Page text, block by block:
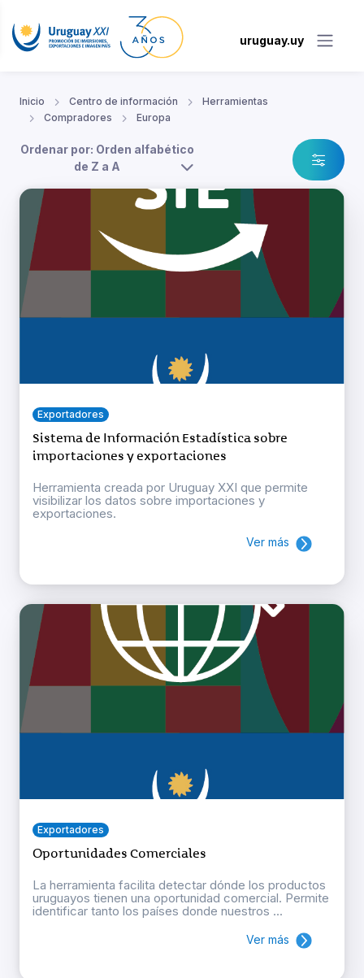
uruguay.uy
Inicio Centro de información
Herramientas
Compradores
Europa
Ordenar por: Orden alfabético
de Z a A
Exportadores
Sistema de Información Estadística sobre
importaciones y exportaciones
Herramienta creada por Uruguay XXI que permite
visibilizar los datos sobre importaciones y
exportaciones.
Ver más
Exportadores
Oportunidades Comerciales
La herramienta facilita detectar dónde los productos
uruguayos tienen una oportunidad comercial. Permite
identificar tanto los países donde nuestros ...
Ver más